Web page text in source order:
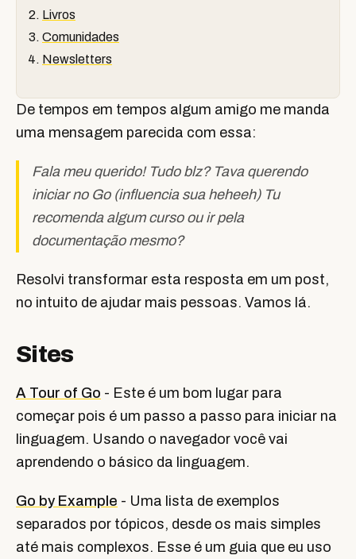
Livros
Comunidades
Newsletters
De tempos em tempos algum amigo me manda
uma mensagem parecida com essa:
Fala meu querido! Tudo blz? Tava querendo
iniciar no Go (influencia sua heheeh) Tu
recomenda algum curso ou ir pela
documentação mesmo?
Resolvi transformar esta resposta em um post,
no intuito de ajudar mais pessoas. Vamos lá.
Sites
A Tour of Go - Este é um bom lugar para
começar pois é um passo a passo para iniciar na
linguagem. Usando o navegador você vai
aprendendo o básico da linguagem.
Go by Example - Uma lista de exemplos
separados por tópicos, desde os mais simples
até mais complexos. Esse é um guia que eu uso